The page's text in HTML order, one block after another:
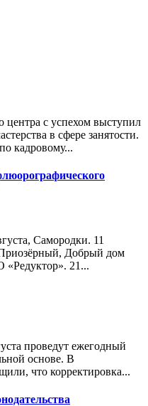
центра с успехом выступил
в сфере занятости.
кадровому...
Самородки. 11
Добрый дом
«Редуктор». 21...
проведут ежегодный
основе. В
что корректировка...